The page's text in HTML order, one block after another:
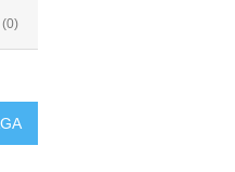
(0)